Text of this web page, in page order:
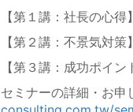
【第１講：社長の心
【第２講：不景気対
【第３講：成功ポイ
セミナーの詳細・お